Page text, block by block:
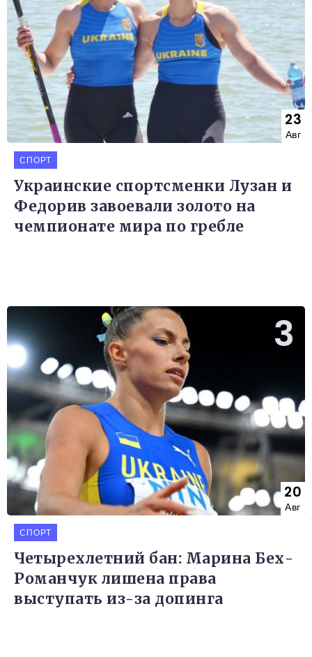
23
Авг
СПОРТ
Украинские спортсменки Лузан и
Федорив завоевали золото на
чемпионате мира по гребле
20
Авг
СПОРТ
Четырехлетний бан: Марина Бех-
Романчук лишена права
выступать из-за допинга